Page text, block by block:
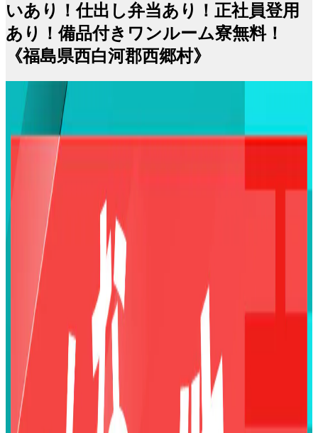
いあり！仕出し弁当あり！正社員登用
あり！備品付きワンルーム寮無料！
《福島県西白河郡西郷村》